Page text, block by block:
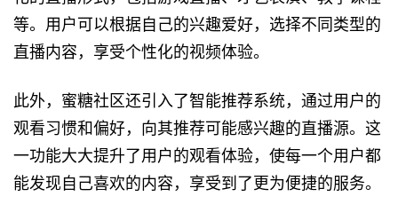
等。用户可以根据自己的兴趣爱好，选择不同类型的
直播内容，享受个性化的视频体验。
此外，蜜糖社区还引入了智能推荐系统，通过用户的
观看习惯和偏好，向其推荐可能感兴趣的直播源。这
一功能大大提升了用户的观看体验，使每一个用户都
能发现自己喜欢的内容，享受到了更为便捷的服务。